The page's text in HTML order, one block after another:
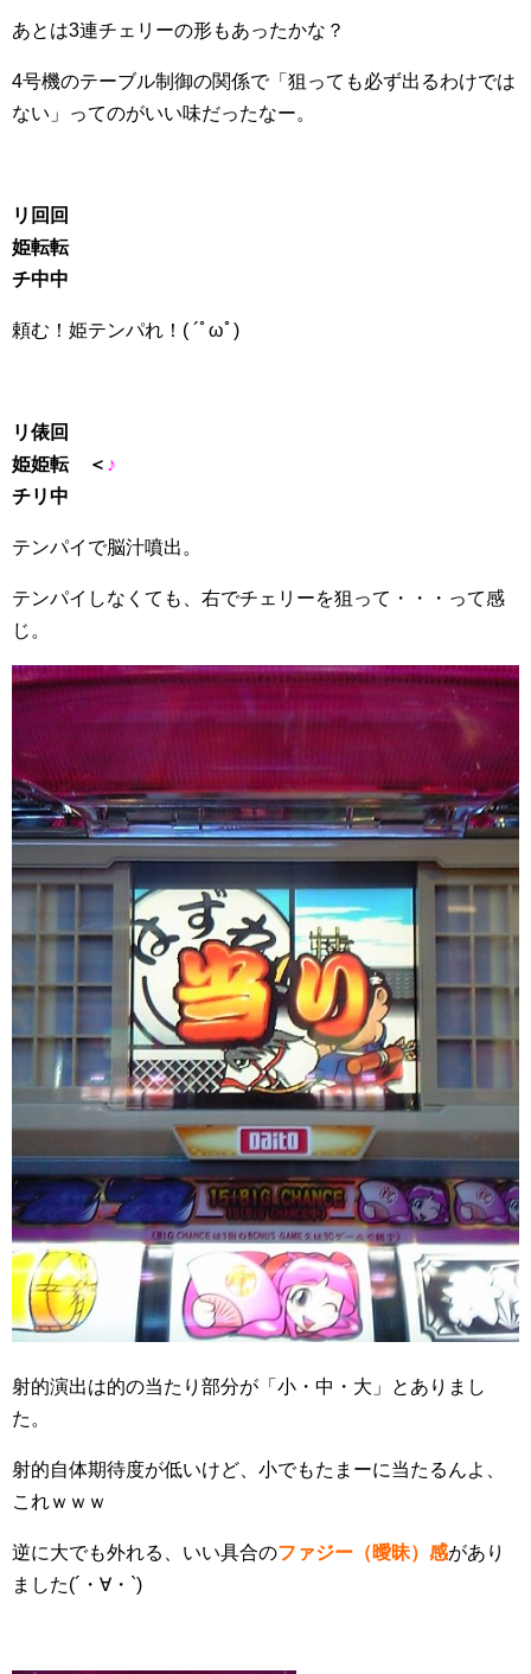
あとは3連チェリーの形もあったかな？
4号機のテーブル制御の関係で「狙っても必ず出るわけでは
ない」ってのがいい味だったなー。
リ回回
姫転転
チ中中
頼む！姫テンパれ！( ´ﾟωﾟ)
リ俵回
姫姫転 ＜ ♪
チリ中
テンパイで脳汁噴出。
テンパイしなくても、右でチェリーを狙って・・・って感
じ。
射的演出は的の当たり部分が「小・中・大」とありまし
た。
射的自体期待度が低いけど、小でもたまーに当たるんよ、
これｗｗｗ
逆に大でも外れる、いい具合のファジー（曖昧）感があり
ました(´・∀・`)